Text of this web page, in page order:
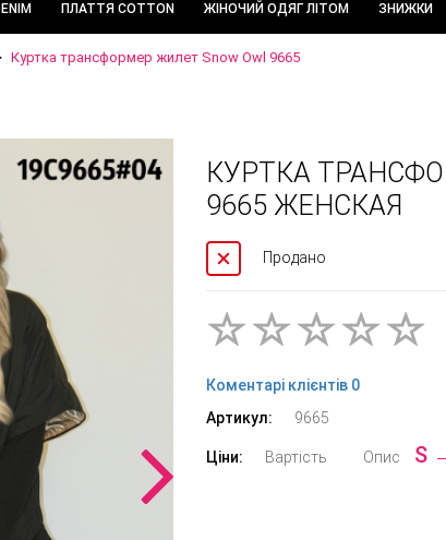
ПЛАТТЯ COTTON ЖІНОЧИЙ ОДЯГ ЛІТОМ ЗНИЖКИ
Куртка трансформер жилет Snow Owl 9665
КУРТКА
9665 ЖЕНСКАЯ
Продано
Коментарі клієнтів 0
Артикул:
9665
Ціни: Вартість Опис S